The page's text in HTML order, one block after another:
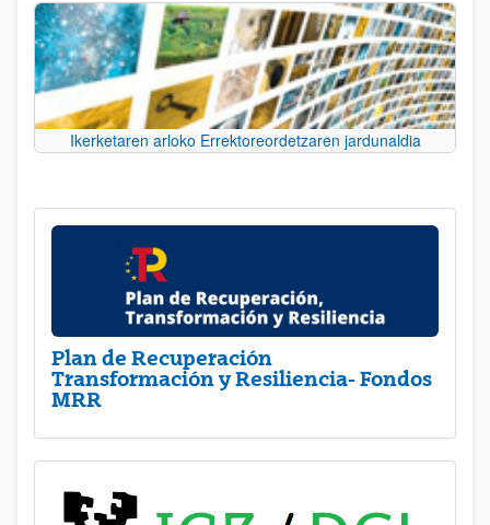
Ikerketaren arloko Errektoreordetzaren jardunaldia
Plan de Recuperación
Transformación y Resiliencia- Fondos
MRR